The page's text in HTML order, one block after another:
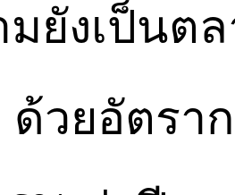
มยังเป็นต
วยอัตรา